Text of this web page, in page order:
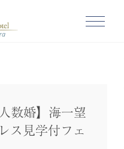
数婚】海一望
ス見学付フェ